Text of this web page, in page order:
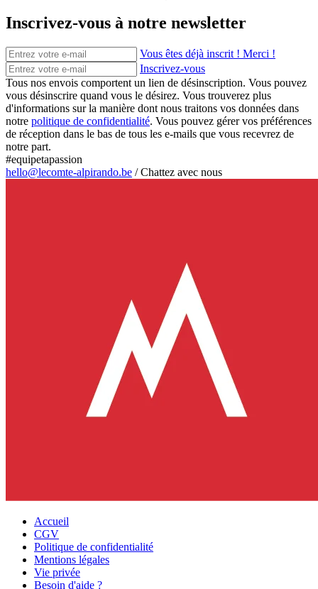
Inscrivez-vous à notre newsletter
Vous êtes déjà inscrit ! Merci !
Inscrivez-vous
Tous nos envois comportent un lien de désinscription. Vous pouvez
vous désinscrire quand vous le désirez. Vous trouverez plus
d'informations sur la manière dont nous traitons vos données dans
notre politique de confidentialité. Vous pouvez gérer vos préférences
de réception dans le bas de tous les e-mails que vous recevrez de
notre part.
#equipetapassion
hello@lecomte-alpirando.be /Chattez avec nous
Accueil
CGV
Politique de confidentialité
Mentions légales
Vie privée
Besoin d'aide ?